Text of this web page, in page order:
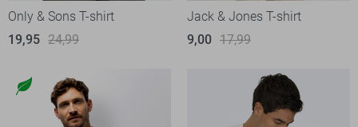
Only & Sons T-shirt
19,95 24,99
Jack & Jones T-shirt
9,00 17,99